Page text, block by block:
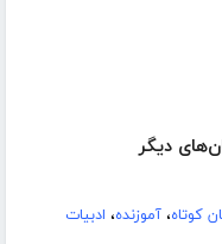
دیگر
کوتاه،آموزنده، ادبیات